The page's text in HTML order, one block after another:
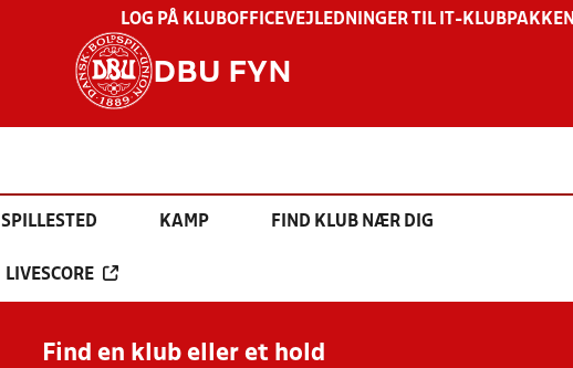
LOG PÅ KLUBOFFICEVEJLEDNINGER TIL IT-KLUBPAKKEN
DBU FYN
SPILLESTED KAMP FIND KLUB NÆR DIG
LIVESCORE
Find en klub eller et hold